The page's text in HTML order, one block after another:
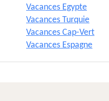
Vacances Egypte
Vacances Turquie
Vacances Cap-Vert
Vacances Espagne